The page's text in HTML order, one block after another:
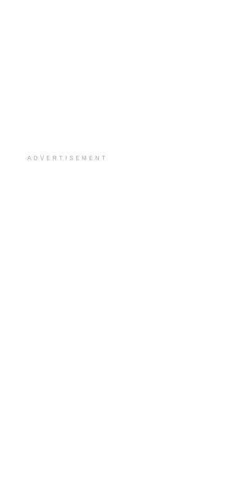
ADVERTISEMENT